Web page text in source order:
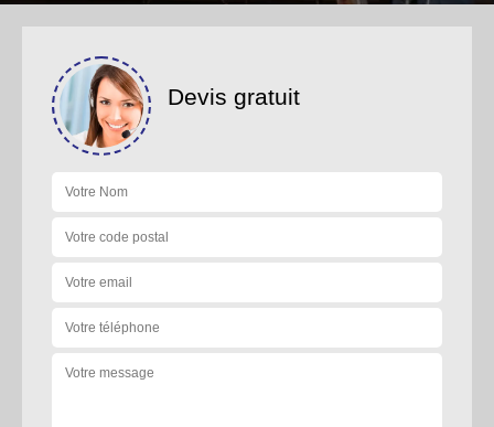
Devis gratuit